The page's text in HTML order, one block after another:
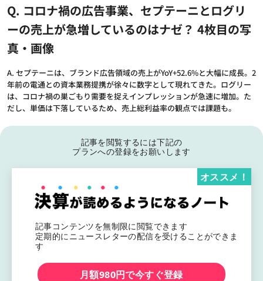
Q. コロナ禍の広告事業、セプテーニとログリ
ーの売上が急増しているのはナゼ？ 4枚目の写
真・画像
A. セプテーニは、ブランド広告領域の売上がYoY+52.6%と大幅に成長。2
年前の電通との資本業務提携が徐々に数字として現れてきた。ログリー
は、コロナ禍の巣ごもり需要を捉えインプレッションが急速に増加。た
だし、単価は下落しているため、売上総利益率の観点では課題も。
記事を閲覧するには下記の
プランへの登録をお願いします
記事コンテンツを無制限に閲覧できます
定期的にニュースレターの配信を受けることができま
す
オススメ！
月額980円で今すぐ登録